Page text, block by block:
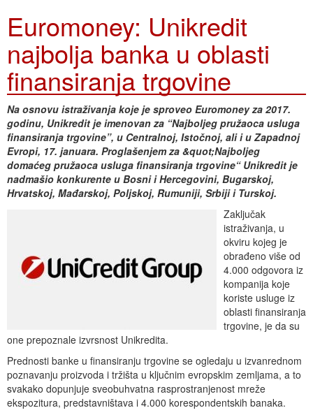
Euromoney: Unikredit
najbolja banka u oblasti
finansiranja trgovine
Na osnovu istraživanja koje je sproveo Euromoney za 2017.
godinu, Unikredit je imenovan za “Najboljeg pružaoca usluga
finansiranja trgovine”, u Centralnoj, Istočnoj, ali i u Zapadnoj
Evropi, 17. januara. Proglašenjem za &quot;Najboljeg
domaćeg pružaoca usluga finansiranja trgovine“ Unikredit je
nadmašio konkurente u Bosni i Hercegovini, Bugarskoj,
Hrvatskoj, Mađarskoj, Poljskoj, Rumuniji, Srbiji i Turskoj.
Zaključak
istraživanja, u
okviru kojeg je
obrađeno više od
4.000 odgovora iz
kompanija koje
koriste usluge iz
oblasti finansiranja
trgovine, je da su
one prepoznale izvrsnost Unikredita.
Prednosti banke u finansiranju trgovine se ogledaju u izvanrednom
poznavanju proizvoda i tržišta u ključnim evropskim zemljama, a to
svakako dopunjuje sveobuhvatna rasprostranjenost mreže
ekspozitura, predstavništava i 4.000 korespondentskih banaka.